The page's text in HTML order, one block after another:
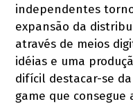
independentes
expansão da
através de meios
idéias e uma
difícil destacar-se
game que